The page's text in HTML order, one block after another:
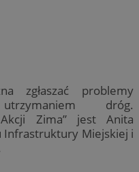
zgłaszać problemy
dróg.
Zima” jest Anita
Infrastruktury Miejskiej i